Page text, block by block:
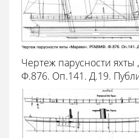
Чертеж парусности
Ф.876. Оп.141. Д.19.